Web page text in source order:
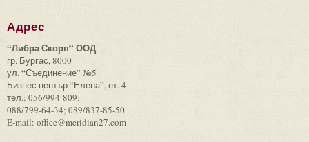
Адрес
“Либра Скорп” ООД
гр. Бургас, 8000
ул. “Съединение” №5
Бизнес център “Елена”, ет. 4
тел.: 056/994-809;
088/799-64-34; 089/837-85-50
E-mail: office@meridian27.com